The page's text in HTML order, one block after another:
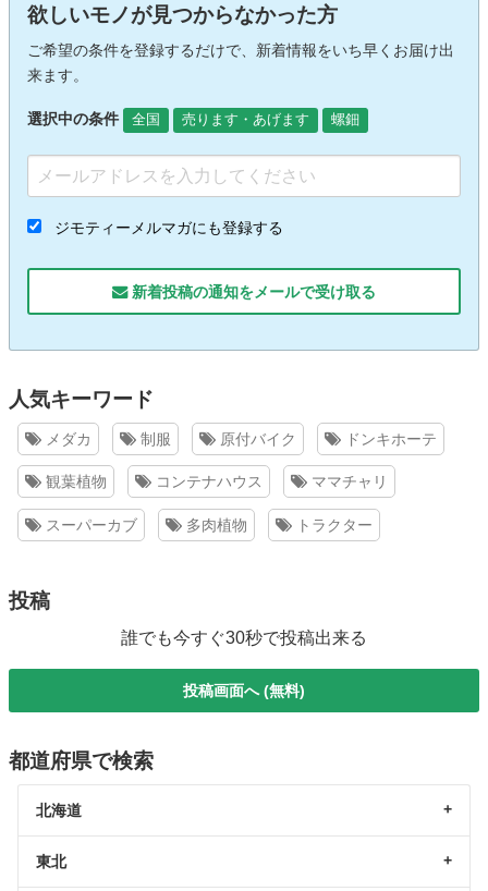
欲しいモノが見つからなかった方
ご希望の条件を登録するだけで、新着情報をいち早くお届け出
来ます。
選択中の条件 全国 売ります・あげます 螺鈿
ジモティーメルマガにも登録する
新着投稿の通知をメールで受け取る
人気キーワード
メダカ 制服 原付バイク ドンキホーテ
観葉植物 コンテナハウス ママチャリ
スーパーカブ 多肉植物 トラクター
投稿
誰でも今すぐ30秒で投稿出来る
投稿画面へ (無料)
都道府県で検索
北海道
東北